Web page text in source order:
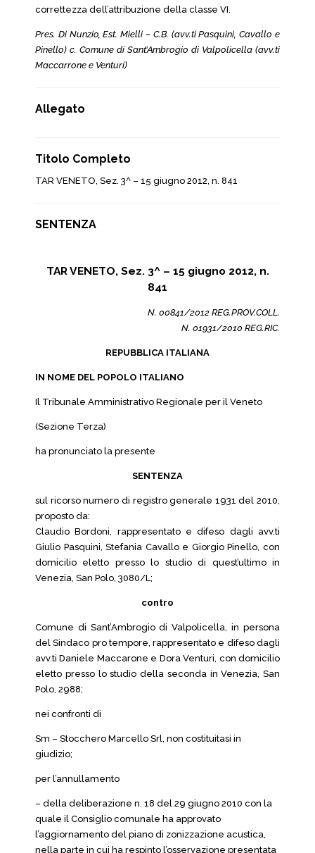
correttezza dell’attribuzione della classe VI.
Pres. Di Nunzio, Est. Mielli – C.B. (avv.ti Pasquini, Cavallo e
Pinello) c. Comune di Sant’Ambrogio di Valpolicella (avv.ti
Maccarrone e Venturi)
Allegato
Titolo Completo
TAR VENETO, Sez. 3^ – 15 giugno 2012, n. 841
SENTENZA
TAR VENETO, Sez. 3^ – 15 giugno 2012, n.
841
N. 00841/2012 REG.PROV.COLL.
N. 01931/2010 REG.RIC.
REPUBBLICA ITALIANA
IN NOME DEL POPOLO ITALIANO
Il Tribunale Amministrativo Regionale per il Veneto
(Sezione Terza)
ha pronunciato la presente
SENTENZA
sul ricorso numero di registro generale 1931 del 2010,
proposto da:
Claudio Bordoni, rappresentato e difeso dagli avv.ti
Giulio Pasquini, Stefania Cavallo e Giorgio Pinello, con
domicilio eletto presso lo studio di quest’ultimo in
Venezia, San Polo, 3080/L;
contro
Comune di Sant’Ambrogio di Valpolicella, in persona
del Sindaco pro tempore, rappresentato e difeso dagli
avv.ti Daniele Maccarone e Dora Venturi, con domicilio
eletto presso lo studio della seconda in Venezia, San
Polo, 2988;
nei confronti di
Sm – Stocchero Marcello Srl, non costituitasi in
giudizio;
per l’annullamento
– della deliberazione n. 18 del 29 giugno 2010 con la
quale il Consiglio comunale ha approvato
l’aggiornamento del piano di zonizzazione acustica,
nella parte in cui ha respinto l’osservazione presentata